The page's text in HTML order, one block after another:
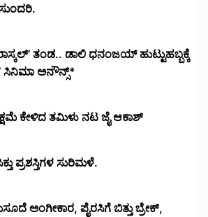
ತಂಡ.. ಡಾಲಿ ಧನಂಜಯ್ ಹುಟ್ಟುಹಬ್ಬಕ್ಕೆ
ಸಿನಿಮಾ ಅನೌನ್ಸ್*
ಕೇಳಿದ ತಮಿಳು ನಟ ಜೈ ಆಕಾಶ್
ಪ್ರಶಸ್ತಿಗಳ ಸುರಿಮಳೆ.
ಅಂಗೀಕಾರ, ಪೈರಸಿಗೆ ಬಿತ್ತು ಬ್ರೇಕ್,